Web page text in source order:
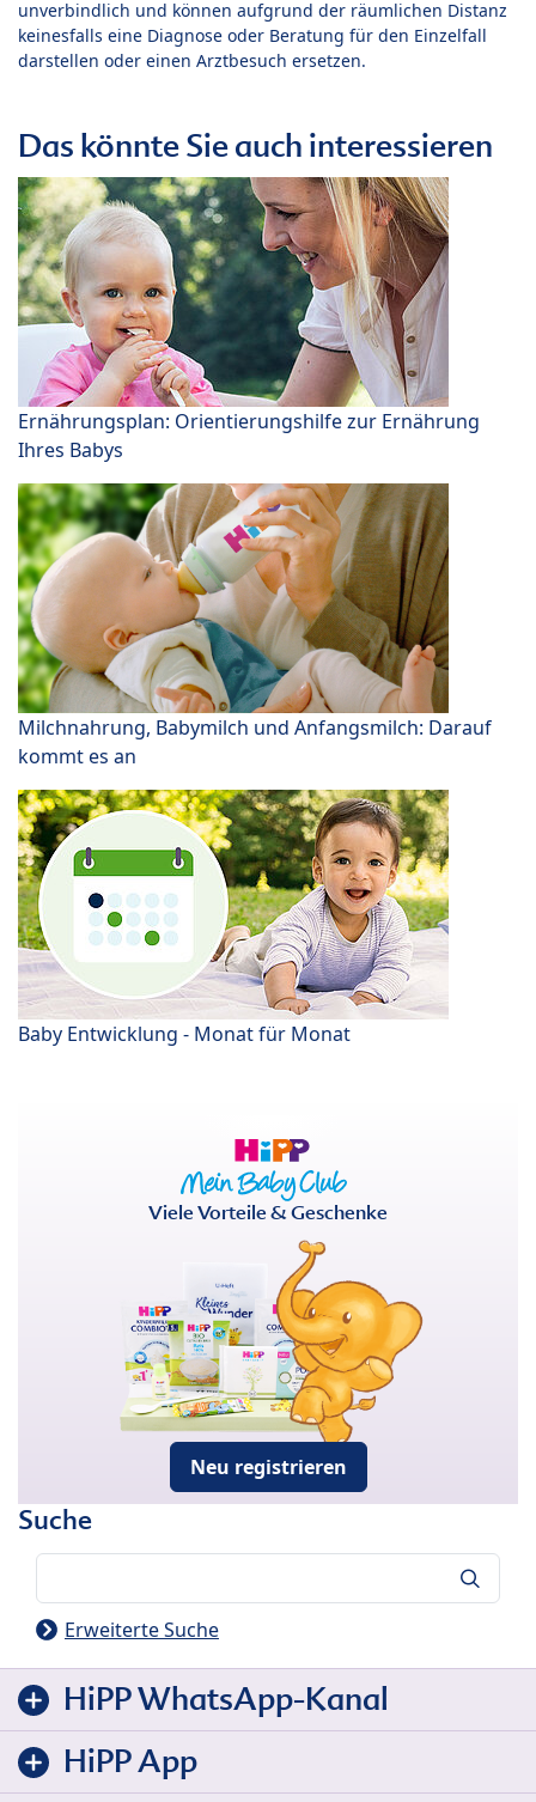
unverbindlich und können aufgrund der räumlichen Distanz
keinesfalls eine Diagnose oder Beratung für den Einzelfall
darstellen oder einen Arztbesuch ersetzen.
Das könnte Sie auch interessieren
Ernährungsplan: Orientierungshilfe zur Ernährung
Ihres Babys
Milchnahrung, Babymilch und Anfangsmilch: Darauf
kommt es an
Baby Entwicklung - Monat für Monat
Viele Vorteile & Geschenke
Neu registrieren
Suche
Erweiterte Suche
HiPP WhatsApp-Kanal
HiPP App